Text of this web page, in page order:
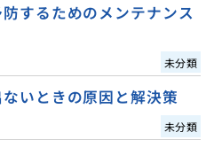
するためのメンテナンス
未分類
いときの原因と解決策
未分類